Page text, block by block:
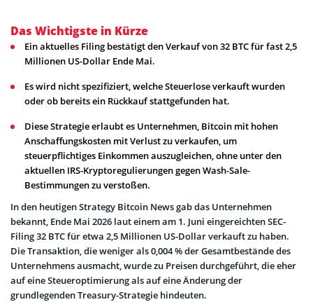
Das Wichtigste in Kürze
Ein aktuelles Filing bestätigt den Verkauf von 32 BTC für fast 2,5
Millionen US-Dollar Ende Mai.
Es wird nicht spezifiziert, welche Steuerlose verkauft wurden
oder ob bereits ein Rückkauf stattgefunden hat.
Diese Strategie erlaubt es Unternehmen, Bitcoin mit hohen
Anschaffungskosten mit Verlust zu verkaufen, um
steuerpflichtiges Einkommen auszugleichen, ohne unter den
aktuellen IRS-Kryptoregulierungen gegen Wash-Sale-
Bestimmungen zu verstoßen.
In den heutigen Strategy Bitcoin News gab das Unternehmen
bekannt, Ende Mai 2026 laut einem am 1. Juni eingereichten SEC-
Filing 32 BTC für etwa 2,5 Millionen US-Dollar verkauft zu haben.
Die Transaktion, die weniger als 0,004 % der Gesamtbestände des
Unternehmens ausmacht, wurde zu Preisen durchgeführt, die eher
auf eine Steueroptimierung als auf eine Änderung der
grundlegenden Treasury-Strategie hindeuten.